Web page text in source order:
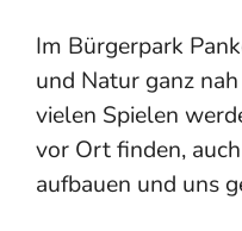
Im Bürgerpark
und Natur ganz
vielen Spielen
vor Ort finden,
aufbauen und uns